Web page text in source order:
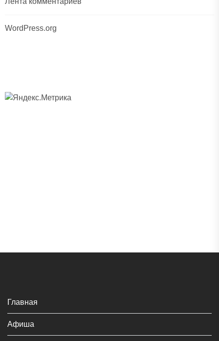
WordPress.org
Главная
Афиша